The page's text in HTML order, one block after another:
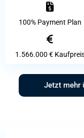
100% Payment Plan
1.566.000 €
Jetzt mehr